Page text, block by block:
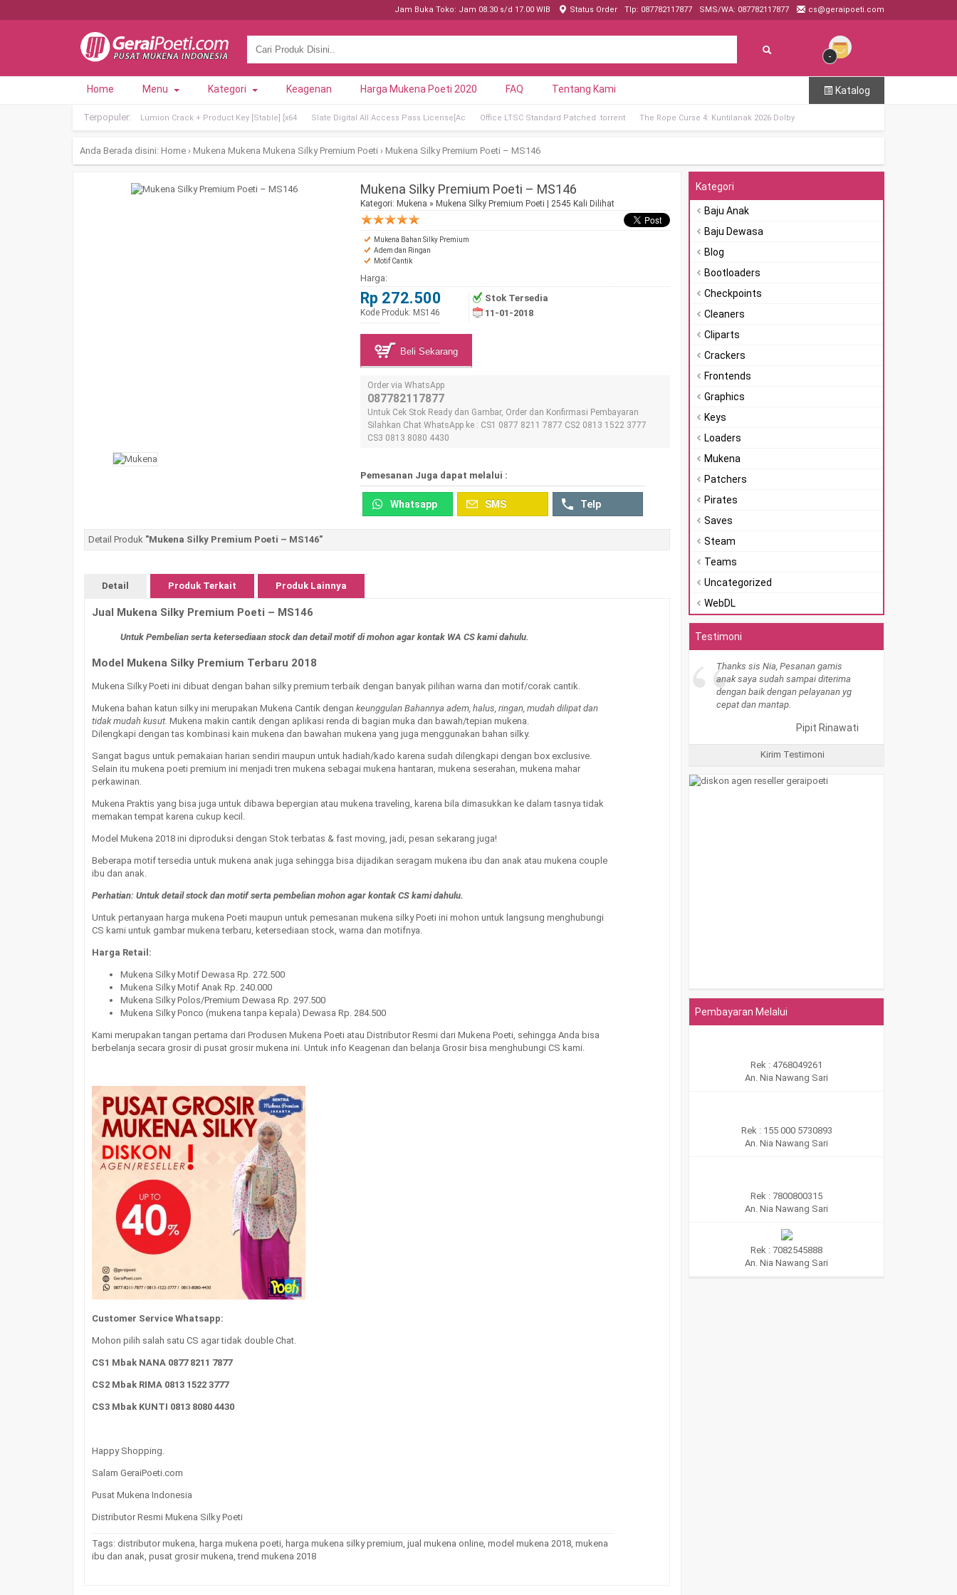
Jam Buka Toko: Jam 08.30 s/d 17.00 WIB Status Order Tlp: 087782117877 SMS/WA: 087782117877 cs@geraipoeti.com
-
Home Menu Kategori Keagenan Harga Mukena Poeti 2020 FAQ Tentang Kami Katalog
Terpopuler: Lumion Crack + Product Key [Stable] [x64 Slate Digital All Access Pass License[Ac Office LTSC Standard Patched .tоrrеnt The Rope Curse 4: Kuntilanak 2026 Dolby
Anda Berada disini: Home › Mukena Mukena Mukena Silky Premium Poeti › Mukena Silky Premium Poeti – MS146
Mukena Silky Premium Poeti – MS146
Kategori: Mukena » Mukena Silky Premium Poeti | 2545 Kali Dilihat
Mukena Bahan Silky Premium
Adem dan Ringan
Motif Cantik
Harga:
Rp 272.500
Kode Produk: MS146
Stok Tersedia
11-01-2018
Beli Sekarang
Order via WhatsApp
087782117877
Untuk Cek Stok Ready dan Gambar, Order dan Konfirmasi Pembayaran
Silahkan Chat WhatsApp ke : CS1 0877 8211 7877 CS2 0813 1522 3777
CS3 0813 8080 4430
Pemesanan Juga dapat melalui :
Whatsapp SMS Telp
Detail Produk "Mukena Silky Premium Poeti – MS146"
Detail Produk Terkait Produk Lainnya
Jual Mukena Silky Premium Poeti – MS146
Untuk Pembelian serta ketersediaan stock dan detail motif di mohon agar kontak WA CS kami dahulu.
Model Mukena Silky Premium Terbaru 2018
Mukena Silky Poeti ini dibuat dengan bahan silky premium terbaik dengan banyak pilihan warna dan motif/corak cantik.
Mukena bahan katun silky ini merupakan Mukena Cantik dengan keunggulan Bahannya adem, halus, ringan, mudah dilipat dan
tidak mudah kusut. Mukena makin cantik dengan aplikasi renda di bagian muka dan bawah/tepian mukena.
Dilengkapi dengan tas kombinasi kain mukena dan bawahan mukena yang juga menggunakan bahan silky.
Sangat bagus untuk pemakaian harian sendiri maupun untuk hadiah/kado karena sudah dilengkapi dengan box exclusive.
Selain itu mukena poeti premium ini menjadi tren mukena sebagai mukena hantaran, mukena seserahan, mukena mahar
perkawinan.
Mukena Praktis yang bisa juga untuk dibawa bepergian atau mukena traveling, karena bila dimasukkan ke dalam tasnya tidak
memakan tempat karena cukup kecil.
Model Mukena 2018 ini diproduksi dengan Stok terbatas & fast moving, jadi, pesan sekarang juga!
Beberapa motif tersedia untuk mukena anak juga sehingga bisa dijadikan seragam mukena ibu dan anak atau mukena couple
ibu dan anak.
Perhatian: Untuk detail stock dan motif serta pembelian mohon agar kontak CS kami dahulu.
Untuk pertanyaan harga mukena Poeti maupun untuk pemesanan mukena silky Poeti ini mohon untuk langsung menghubungi
CS kami untuk gambar mukena terbaru, ketersediaan stock, warna dan motifnya.
Harga Retail:
Mukena Silky Motif Dewasa Rp. 272.500
Mukena Silky Motif Anak Rp. 240.000
Mukena Silky Polos/Premium Dewasa Rp. 297.500
Mukena Silky Ponco (mukena tanpa kepala) Dewasa Rp. 284.500
Kami merupakan tangan pertama dari Produsen Mukena Poeti atau Distributor Resmi dari Mukena Poeti, sehingga Anda bisa
berbelanja secara grosir di pusat grosir mukena ini. Untuk info Keagenan dan belanja Grosir bisa menghubungi CS kami.
Customer Service Whatsapp:
Mohon pilih salah satu CS agar tidak double Chat.
CS1 Mbak NANA 0877 8211 7877
CS2 Mbak RIMA 0813 1522 3777
CS3 Mbak KUNTI 0813 8080 4430
Happy Shopping.
Salam GeraiPoeti.com
Pusat Mukena Indonesia
Distributor Resmi Mukena Silky Poeti
Tags: distributor mukena harga mukena poeti harga mukena silky premium jual mukena online model mukena 2018 mukena
ibu dan anak pusat grosir mukena ,trend mukena 2018
Kategori
Baju Anak
Baju Dewasa
Blog
Bootloaders
Checkpoints
Cleaners
Cliparts
Crackers
Frontends
Graphics
Keys
Loaders
Mukena
Patchers
Pirates
Saves
Steam
Teams
Uncategorized
WebDL
Testimoni
“Thanks sis Nia, Pesanan gamis
anak saya sudah sampai diterima
dengan baik dengan pelayanan yg
cepat dan mantap.
Pipit Rinawati
Kirim Testimoni
Pembayaran Melalui
Rek : 4768049261
An. Nia Nawang Sari
Rek : 155 000 5730893
An. Nia Nawang Sari
Rek : 7800800315
An. Nia Nawang Sari
Rek : 7082545888
An. Nia Nawang Sari